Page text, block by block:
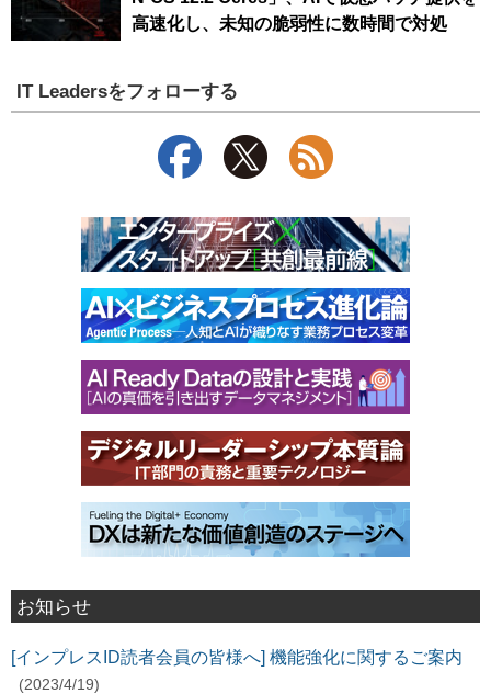
高速化し、未知の脆弱性に数時間で対処
IT Leadersをフォローする
お知らせ
[インプレスID読者会員の皆様へ] 機能強化に関するご案内
(2023/4/19)